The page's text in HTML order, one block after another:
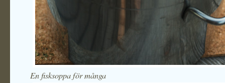
En fisksoppa för många